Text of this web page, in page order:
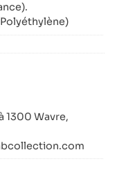
1300 Wavre,